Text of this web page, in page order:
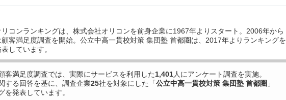
リコンランキングは、株式会社オリコンを前身企業に1967年よりスタート。2006年から
顧客満足度調査を開始。公立中高一貫校対策 集団塾 首都圏は、2017年よりランキングを
しています。
客満足度調査では、実際にサービスを利用した1,401人にアンケート調査を実施。
する回答を基に、調査企業25社を対象にした「公立中高一貫校対策 集団塾 首都圏 」
を発表しています。